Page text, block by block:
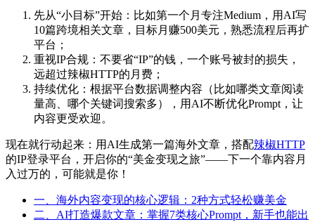
先从“小目标”开始：比如第一个月专注Medium，用AI写
10篇跨境相关文章，目标月赚500美元，熟悉流程后再扩
平台；
重视IP合规：不要省“IP”的钱，一个账号被封的损失，
远超过辣椒HTTP的月费；
持续优化：根据平台数据调整内容（比如哪类文章阅读
量高、哪个关键词搜索多），用AI不断优化Prompt，让
内容更受欢迎。
现在就行动起来：用AI生成第一篇海外文章，搭配辣椒HTTP
的IP登录平台，开启你的“美金变现之旅”——下一个靠内容月
入过万的，可能就是你！
一、海外内容变现的核心逻辑：2种方式轻松赚美金
二、AI打造爆款文章：掌握7类核心Prompt，新手也能出